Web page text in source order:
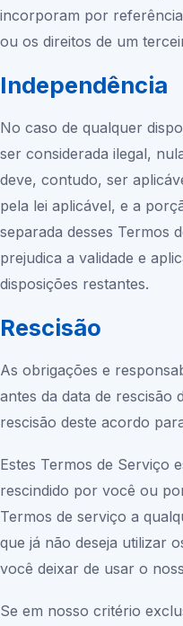
incorporam por
ou os direitos de um
Independência
No caso de qualquer
ser considerada ilegal,
deve, contudo, ser
pela lei aplicável, e a
separada desses Termos
prejudica a validade e
disposições restantes.
Rescisão
As obrigações e
antes da data de rescisão
rescisão deste acordo
Estes Termos de Serviço
rescindido por você ou
Termos de serviço a
que já não deseja utilizar
você deixar de usar o
Se em nosso critério